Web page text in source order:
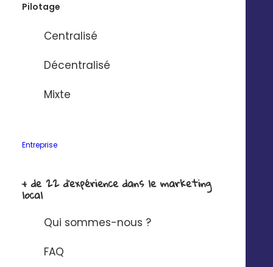
Pilotage
Centralisé
Décentralisé
Mixte
Entreprise
+ de 22 d'expérience dans le marketing
local
Qui sommes-nous ?
FAQ